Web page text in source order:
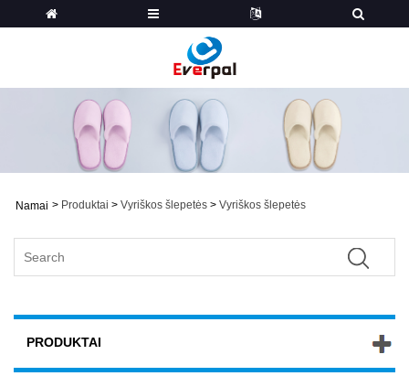
Namai > Produktai > Vyriškos šlepetės > Vyriškos šlepetės
PRODUKTAI